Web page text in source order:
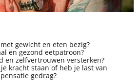
gewicht en eten bezig?
en gezond eetpatroon?
en zelfvertrouwen versterken?
kracht staan of heb je last van
gedrag?